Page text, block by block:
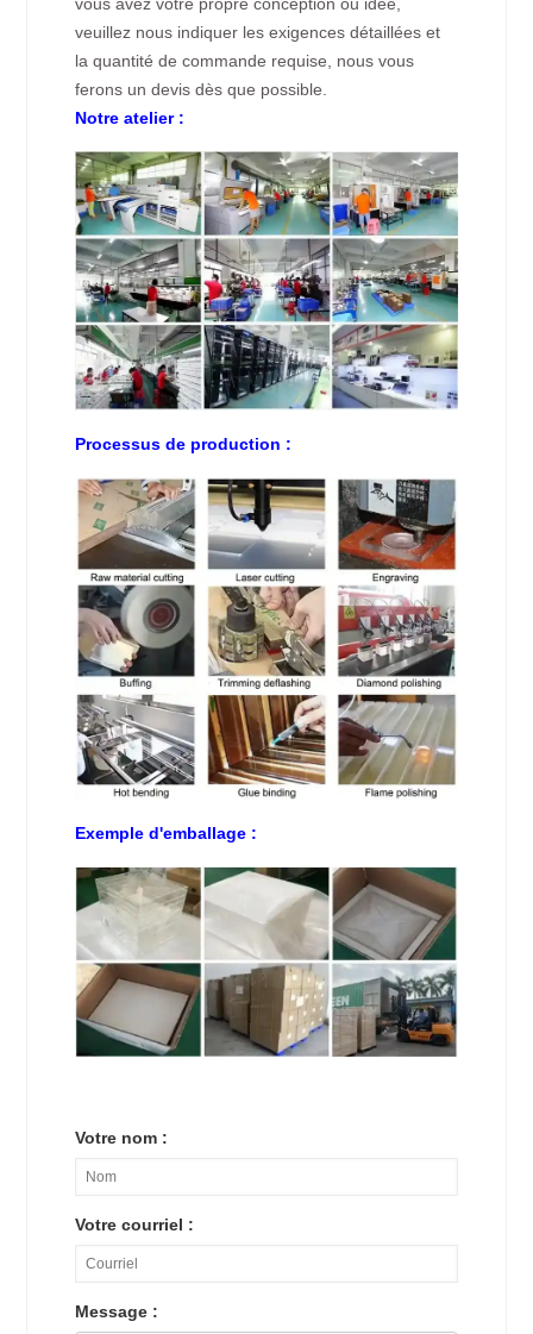
veuillez nous indiquer les exigences détaillées et
la quantité de commande requise, nous vous
ferons un devis dès que possible.
Notre atelier :
Processus de production :
Exemple d'emballage :
Votre nom :
Votre courriel :
Message :